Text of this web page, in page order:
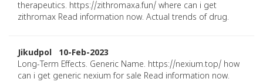
therapeutics. https://zithromaxa.fun/ where can i get
zithromax Read information now. Actual trends of drug.
Jikudpol 10-Feb-2023
Long-Term Effects. Generic Name. https://nexium.top/ how
can i get generic nexium for sale Read information now.